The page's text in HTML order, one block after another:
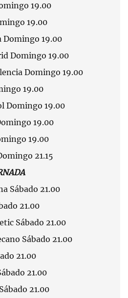
19.00
19.00
19.00
Domingo 19.00
Domingo 19.00
19.00
Domingo 19.00
19.00
19.00
21.15
Sábado 21.00
21.00
Sábado 21.00
Sábado 21.00
21.00
21.00
21.00